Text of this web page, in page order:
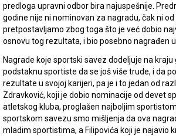
predloga upravni odbor bira najuspešnije.
godine nije ni nominovan za nagradu, čak ni
pretpostavljamo zbog toga što je već dobio
osnovu tog rezultata, i bio posebno nagrađen u
Nagrade koje sportski savez dodeljuje na kraju
podstaknu sportiste da se još više trude, i da
rezultate u svojoj karijeri, pa je i to jedan od
Zdravković, koji je dobio nominacije od devet
atletskog kluba, proglašen najboljim
sportskom savezu smo mišljenja da ova
mladim sportistima, a Filipovića koji je najavio